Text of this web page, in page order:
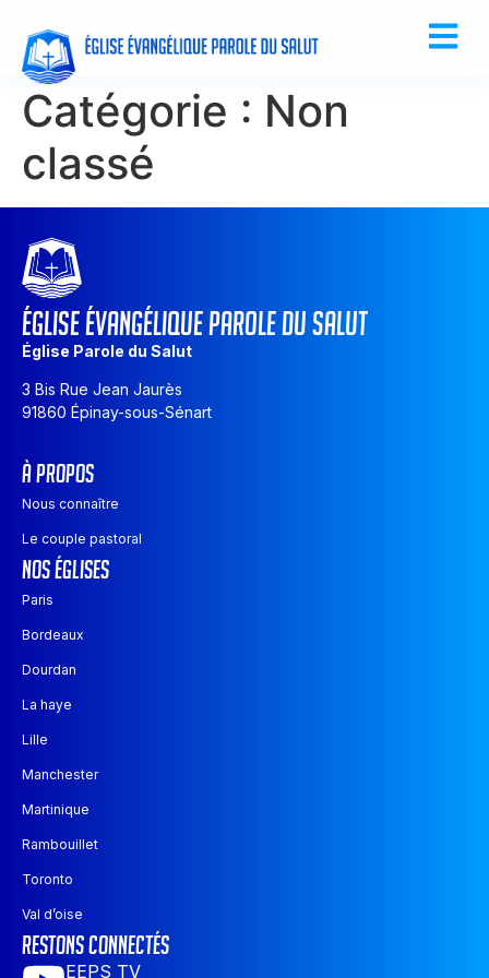
Catégorie : Non
classé
ÉGLISE ÉVANGÉLIQUE PAROLE DU SALUT
Église Parole du Salut
3 Bis Rue Jean Jaurès
91860 Épinay-sous-Sénart
À PROPOS
Nous connaître
Le couple pastoral
nos églises
Paris
Bordeaux
Dourdan
La haye
Lille
Manchester
Martinique
Rambouillet
Toronto
Val d’oise
restons connectés
EEPS TV